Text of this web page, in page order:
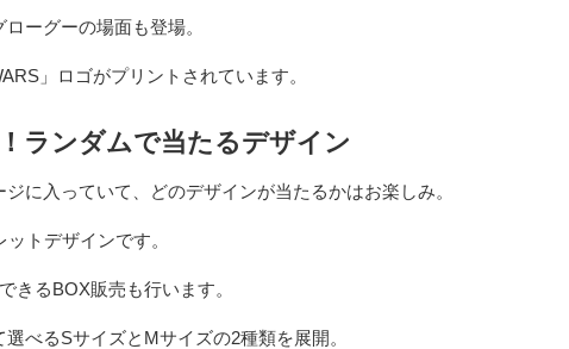
ーグーの場面も登場。
」ロゴがプリントされています。
ランダムで当たるデザイン
に入っていて、どのデザインが当たるかはお楽しみ。
トデザインです。
きるBOX販売も行います。
べるSサイズとMサイズの2種類を展開。